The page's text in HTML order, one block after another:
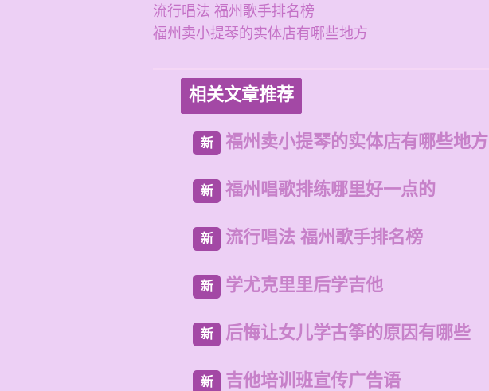
流行唱法 福州歌手排名榜
福州卖小提琴的实体店有哪些地方
相关文章推荐
新 福州卖小提琴的实体店有哪些地方
新 福州唱歌排练哪里好一点的
新 流行唱法 福州歌手排名榜
新 学尤克里里后学吉他
新 后悔让女儿学古筝的原因有哪些
新 吉他培训班宣传广告语